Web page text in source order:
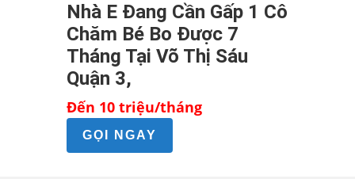
Nhà E Đang Cần Gấp 1 Cô
Chăm Bé Bo Được 7
Tháng Tại Võ Thị Sáu
Quận 3,
Đến 10 triệu/tháng
GỌI NGAY